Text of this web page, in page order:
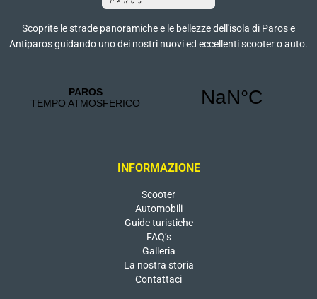
Scoprite le strade panoramiche e le bellezze dell'isola di Paros e
Antiparos guidando uno dei nostri nuovi ed eccellenti scooter o auto.
INFORMAZIONE
Scooter
Automobili
Guide turistiche
FAQ’s
Galleria
La nostra storia
Contattaci